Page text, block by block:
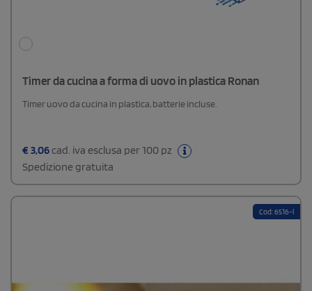
Timer da cucina a forma di uovo in plastica Ronan
Timer uovo da cucina in plastica, batterie incluse.
€ 3,06 cad. iva esclusa per 100 pz
Spedizione gratuita
Cod: 6516-l